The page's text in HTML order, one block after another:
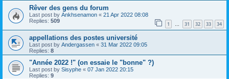
Rêver des gens du forum
Last post by Ankhsenamon « 21 Apr 2022 08:08
Replies: 509 1 … 31 32 33 34
appellations des postes université
Last post by Andergassen « 31 Mar 2022 09:05
Replies: 8
"Année 2022 !" (on essaie le "bonne" ?)
Last post by Sisyphe « 07 Jan 2022 20:15
Replies: 9